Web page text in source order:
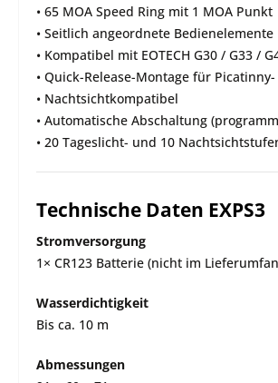
• 65 MOA Speed Ring mit 1 MOA Punkt
• Seitlich angeordnete Bedienelemente
• Kompatibel mit EOTECH G30 / G33 /
• Quick-Release-Montage für
• Nachtsichtkompatibel
• Automatische Abschaltung
• 20 Tageslicht- und 10
Technische Daten EXPS3
Stromversorgung
1× CR123 Batterie (nicht im
Wasserdichtigkeit
Bis ca. 10 m
Abmessungen